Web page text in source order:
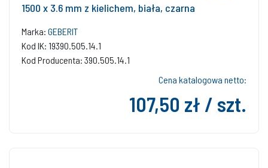
1500 x 3.6 mm z kielichem, biała, czarna
Marka: GEBERIT
Kod IK: 19390.505.14.1
Kod Producenta: 390.505.14.1
Cena katalogowa netto:
107,50 zł / szt.